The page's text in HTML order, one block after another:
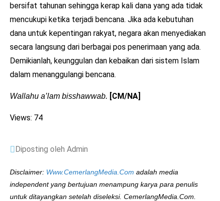
bersifat tahunan sehingga kerap kali dana yang ada tidak
mencukupi ketika terjadi bencana. Jika ada kebutuhan
dana untuk kepentingan rakyat, negara akan menyediakan
secara langsung dari berbagai pos penerimaan yang ada.
Demikianlah, keunggulan dan kebaikan dari sistem Islam
dalam menanggulangi bencana.
Wallahu a’lam bisshawwab. [CM/NA]
Views: 74
Diposting oleh Admin
Disclaimer: Www.CemerlangMedia.Com adalah media
independent yang bertujuan menampung karya para penulis
untuk ditayangkan setelah diseleksi. CemerlangMedia.Com.